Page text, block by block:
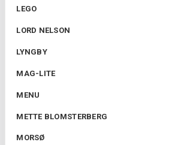
LEGO
LORD NELSON
LYNGBY
MAG-LITE
MENU
METTE BLOMSTERBERG
MORSØ